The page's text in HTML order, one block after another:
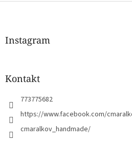
Z
Instagram
Kontakt
773775682
https://www.facebook.com/
cmaralkov_handmade/